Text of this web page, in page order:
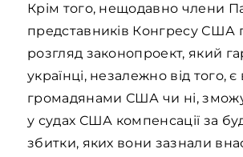
Крім того, нещодавно члени
представників Конгресу США
розгляд законопроект, який
українці, незалежно від того,
громадянами США чи ні,
у судах США компенсації за
збитки, яких вони зазнали